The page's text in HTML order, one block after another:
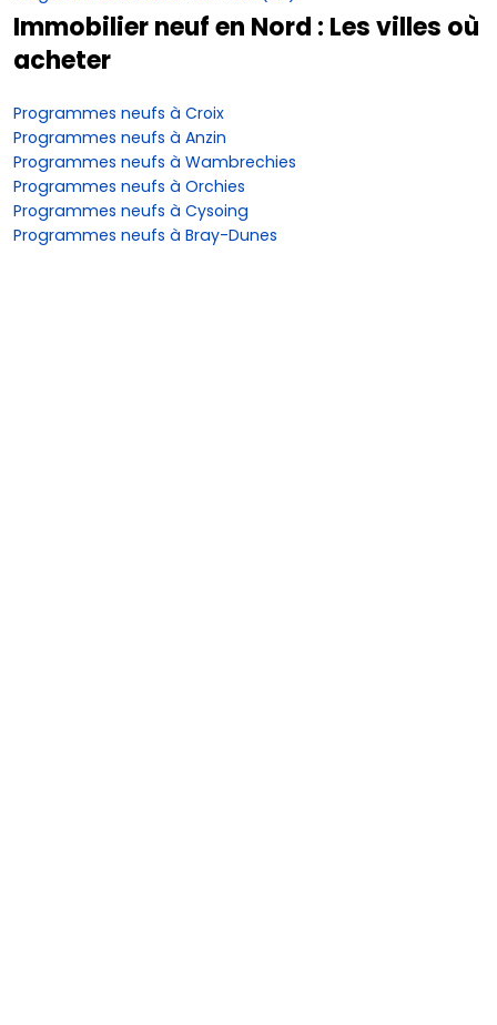
Immobilier neuf en Nord : Les villes où
acheter
Programmes neufs à Croix
Programmes neufs à Anzin
Programmes neufs à Wambrechies
Programmes neufs à Orchies
Programmes neufs à Cysoing
Programmes neufs à Bray-Dunes